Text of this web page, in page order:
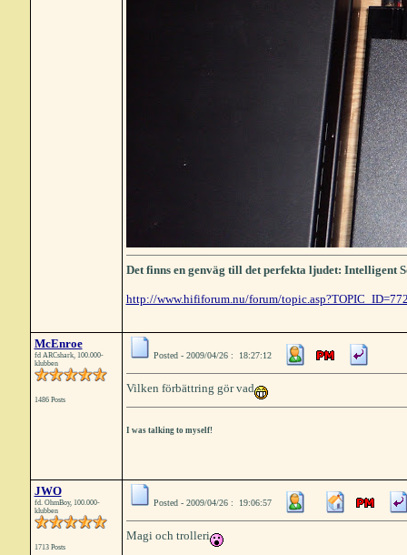
Det finns en genväg till det perfekta ljudet: Intelligent
http://www.hififorum.nu/forum/
McEnroe
fd ARCshark, 100.000-
klubben
1486 Posts
Posted - 2009/04/26 : 18:27:12
Vilken förbättring gör vad
I was talking to myself!
JWO
fd. OhmBoy, 100.000-
klubben
1713 Posts
Posted - 2009/04/26 : 19:06:57
Magi och trolleri